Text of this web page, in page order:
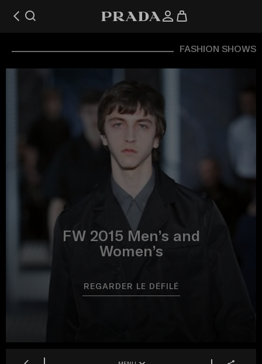
FASHION SHOWS
FW 2015 Men’s and
Women’s
REGARDER LE DÉFILÉ